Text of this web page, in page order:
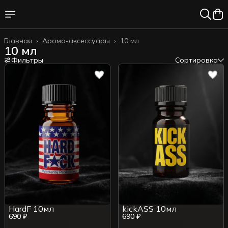
10 мл
Арома-аксессуары ›
Главная ›
10 мл
Фильтры Сортировка
690 ₽
HardF 10мл
690 ₽
kickASS 10мл